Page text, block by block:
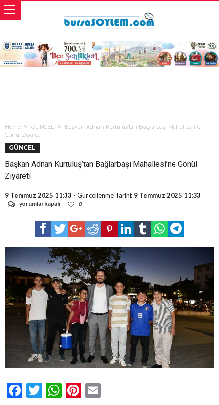
Home GÜNCEL
Başkan Adnan Kurtuluş’tan Bağlarbaşı Mahallesi’ne
Gönül Ziyareti
GÜNCEL
Başkan Adnan Kurtuluş’tan Bağlarbaşı Mahallesi’ne Gönül
Ziyareti
9 Temmuz 2025 11:33 - Guncellenme Tarihi: 9 Temmuz 2025 11:33
Başkan
Kurtuluş’tan
Bağlarbaşı
Mahallesi’ne
yorumlar kapalı 0
Facebook
TwitterWhatsApp
Pinterest